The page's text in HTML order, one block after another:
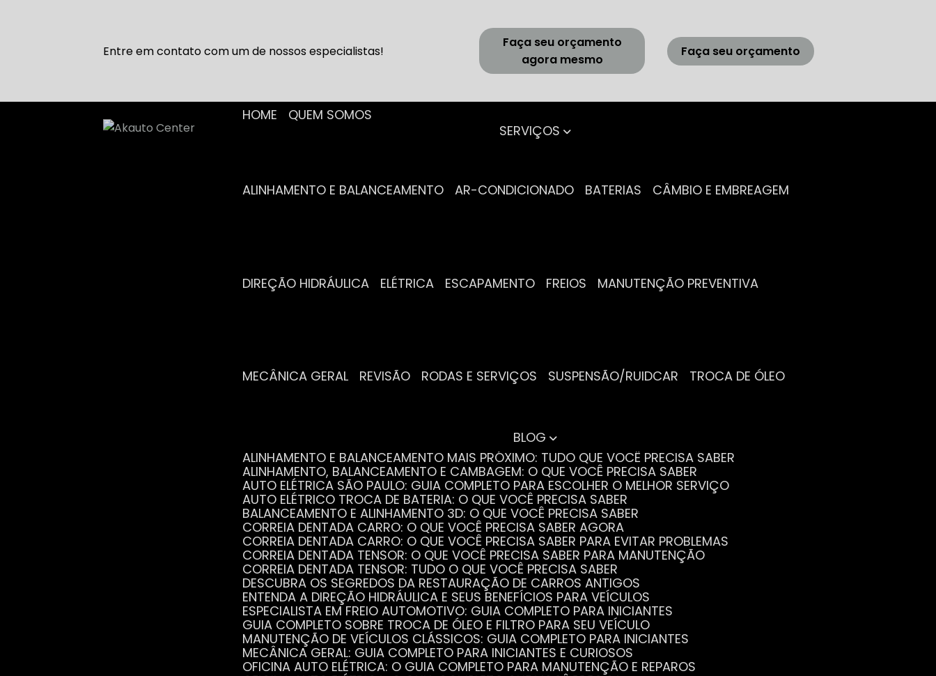
Entre em contato com um de nossos especialistas!
Faça seu orçamento
agora mesmo
Faça seu orçamento
HOME
QUEM SOMOS
SERVIÇOS
ALINHAMENTO E BALANCEAMENTO AR-CONDICIONADO BATERIAS CÂMBIO E EMBREAGEM
DIREÇÃO HIDRÁULICA ELÉTRICA ESCAPAMENTO FREIOS MANUTENÇÃO PREVENTIVA
MECÂNICA GERAL REVISÃO RODAS E SERVIÇOS SUSPENSÃO/RUIDCAR TROCA DE ÓLEO
BLOG
ALINHAMENTO E BALANCEAMENTO MAIS PRÓXIMO: TUDO QUE VOCÊ PRECISA SABER
ALINHAMENTO, BALANCEAMENTO E CAMBAGEM: O QUE VOCÊ PRECISA SABER
AUTO ELÉTRICA SÃO PAULO: GUIA COMPLETO PARA ESCOLHER O MELHOR SERVIÇO
AUTO ELÉTRICO TROCA DE BATERIA: O QUE VOCÊ PRECISA SABER
BALANCEAMENTO E ALINHAMENTO 3D: O QUE VOCÊ PRECISA SABER
CORREIA DENTADA CARRO: O QUE VOCÊ PRECISA SABER AGORA
CORREIA DENTADA CARRO: O QUE VOCÊ PRECISA SABER PARA EVITAR PROBLEMAS
CORREIA DENTADA TENSOR: O QUE VOCÊ PRECISA SABER PARA MANUTENÇÃO
CORREIA DENTADA TENSOR: TUDO O QUE VOCÊ PRECISA SABER
DESCUBRA OS SEGREDOS DA RESTAURAÇÃO DE CARROS ANTIGOS
ENTENDA A DIREÇÃO HIDRÁULICA E SEUS BENEFÍCIOS PARA VEÍCULOS
ESPECIALISTA EM FREIO AUTOMOTIVO: GUIA COMPLETO PARA INICIANTES
GUIA COMPLETO SOBRE TROCA DE ÓLEO E FILTRO PARA SEU VEÍCULO
MANUTENÇÃO DE VEÍCULOS CLÁSSICOS: GUIA COMPLETO PARA INICIANTES
MECÂNICA GERAL: GUIA COMPLETO PARA INICIANTES E CURIOSOS
OFICINA AUTO ELÉTRICA: O GUIA COMPLETO PARA MANUTENÇÃO E REPAROS